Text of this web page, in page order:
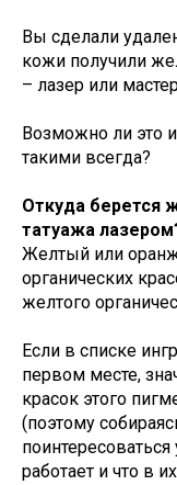
Вы сделали
кожи получили
– лазер или
Возможно ли это
такими всегда?
Откуда берется
татуажа
Желтый или
органических
желтого
Если в списке
первом месте,
красок этого
(поэтому
работает и что в